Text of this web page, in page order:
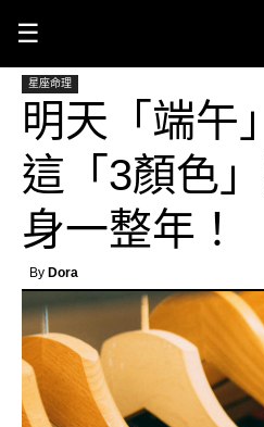
☰
星座命理
明天「端午
這「3顏色
身一整年！
By Dora